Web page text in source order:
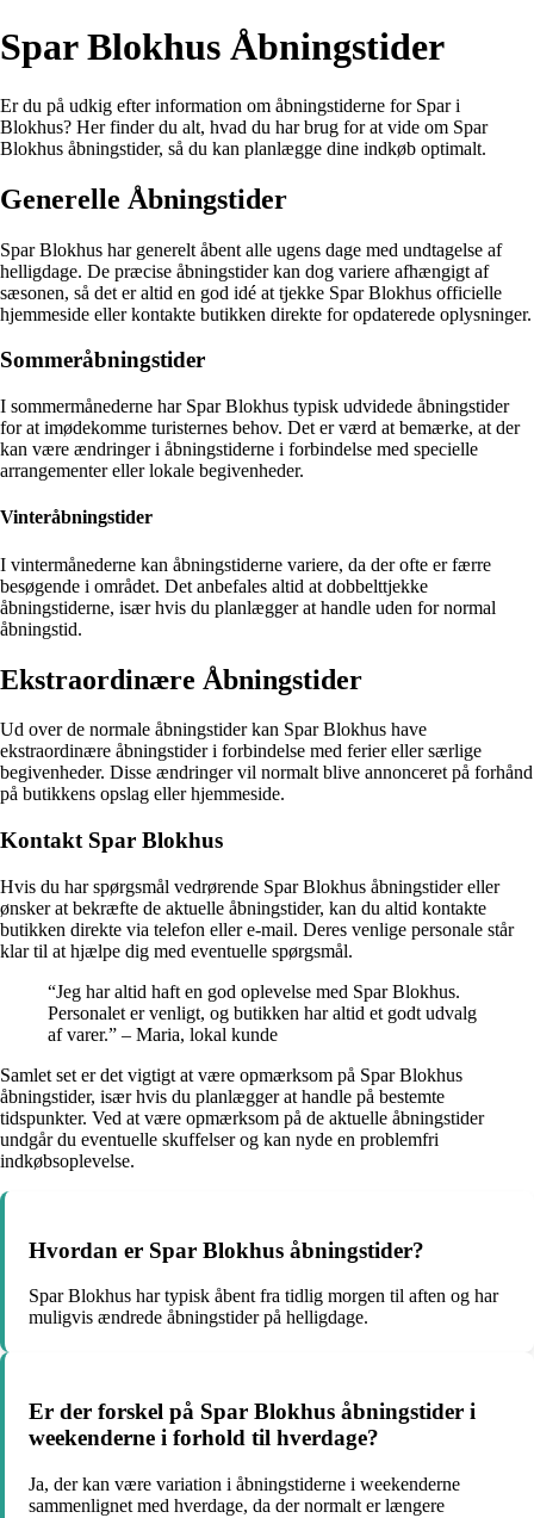
Spar Blokhus Åbningstider
Er du på udkig efter information om åbningstiderne for Spar i
Blokhus? Her finder du alt, hvad du har brug for at vide om Spar
Blokhus åbningstider, så du kan planlægge dine indkøb optimalt.
Generelle Åbningstider
Spar Blokhus har generelt åbent alle ugens dage med undtagelse af
helligdage. De præcise åbningstider kan dog variere afhængigt af
sæsonen, så det er altid en god idé at tjekke Spar Blokhus officielle
hjemmeside eller kontakte butikken direkte for opdaterede oplysninger.
Sommeråbningstider
I sommermånederne har Spar Blokhus typisk udvidede åbningstider
for at imødekomme turisternes behov. Det er værd at bemærke, at der
kan være ændringer i åbningstiderne i forbindelse med specielle
arrangementer eller lokale begivenheder.
Vinteråbningstider
I vintermånederne kan åbningstiderne variere, da der ofte er færre
besøgende i området. Det anbefales altid at dobbelttjekke
åbningstiderne, især hvis du planlægger at handle uden for normal
åbningstid.
Ekstraordinære Åbningstider
Ud over de normale åbningstider kan Spar Blokhus have
ekstraordinære åbningstider i forbindelse med ferier eller særlige
begivenheder. Disse ændringer vil normalt blive annonceret på forhånd
på butikkens opslag eller hjemmeside.
Kontakt Spar Blokhus
Hvis du har spørgsmål vedrørende Spar Blokhus åbningstider eller
ønsker at bekræfte de aktuelle åbningstider, kan du altid kontakte
butikken direkte via telefon eller e-mail. Deres venlige personale står
klar til at hjælpe dig med eventuelle spørgsmål.
“Jeg har altid haft en god oplevelse med Spar Blokhus.
Personalet er venligt, og butikken har altid et godt udvalg
af varer.” – Maria, lokal kunde
Samlet set er det vigtigt at være opmærksom på Spar Blokhus
åbningstider, især hvis du planlægger at handle på bestemte
tidspunkter. Ved at være opmærksom på de aktuelle åbningstider
undgår du eventuelle skuffelser og kan nyde en problemfri
indkøbsoplevelse.
Hvordan er Spar Blokhus åbningstider?
Spar Blokhus har typisk åbent fra tidlig morgen til aften og har
muligvis ændrede åbningstider på helligdage.
Er der forskel på Spar Blokhus åbningstider i
weekenderne i forhold til hverdage?
Ja, der kan være variation i åbningstiderne i weekenderne
sammenlignet med hverdage, da der normalt er længere